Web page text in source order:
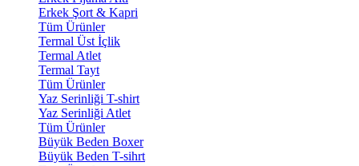
Erkek Şort & Kapri
Tüm Ürünler
Termal Üst İçlik
Termal Atlet
Termal Tayt
Tüm Ürünler
Yaz Serinliği T-shirt
Yaz Serinliği Atlet
Tüm Ürünler
Büyük Beden Boxer
Büyük Beden T-sihrt